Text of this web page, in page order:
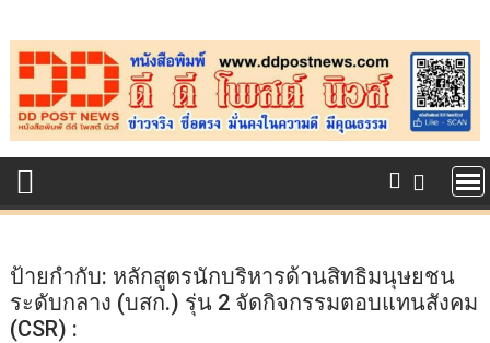
to
content
ป้ายกำกับ: หลักสูตรนักบริหารด้านสิทธิมนุษยชน
ระดับกลาง (บสก.) รุ่น 2 จัดกิจกรรมตอบแทนสังคม
(CSR) :